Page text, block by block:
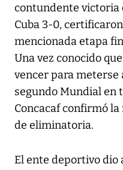
contundente victoria
Cuba 3-0,
mencionada etapa
Una vez conocido
vencer para meterse
segundo Mundial en
Concacaf confirmó la
de eliminatoria.
El ente deportivo dio